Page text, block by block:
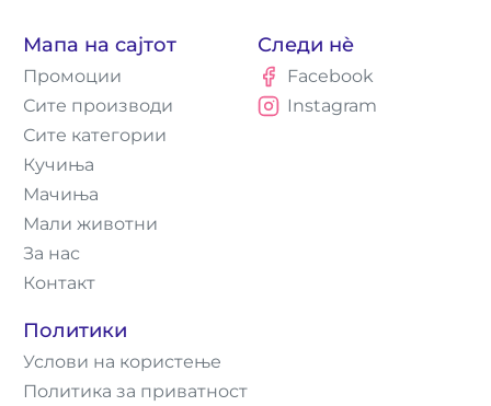
Мапа на сајтот
Промоции
Сите производи
Сите категории
Кучиња
Мачиња
Мали животни
За нас
Контакт
Политики
Услови на користење
Политика за приватност
Следи нè
Facebook
Instagram